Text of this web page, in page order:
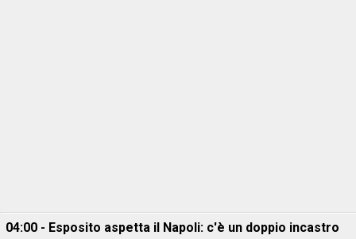
04:00 - Esposito aspetta il Napoli: c'è un doppio incastro